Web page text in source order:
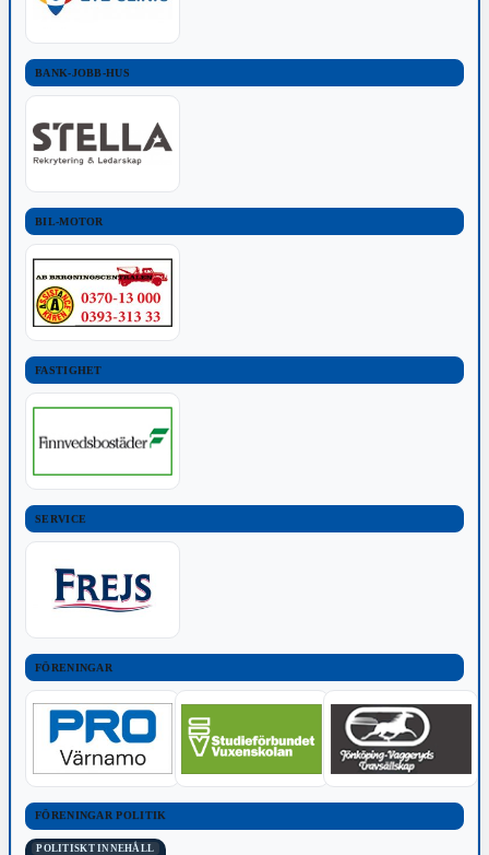
BANK-JOBB-HUS
BIL-MOTOR
FASTIGHET
SERVICE
FÖRENINGAR
FÖRENINGAR POLITIK
POLITISKT INNEHÅLL